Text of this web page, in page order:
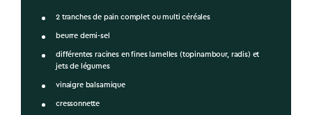
2 tranches de pain complet ou multi céréales
beurre demi-sel
différentes racines en fines lamelles (topinambour, radis) et
jets de légumes
vinaigre balsamique
cressonnette